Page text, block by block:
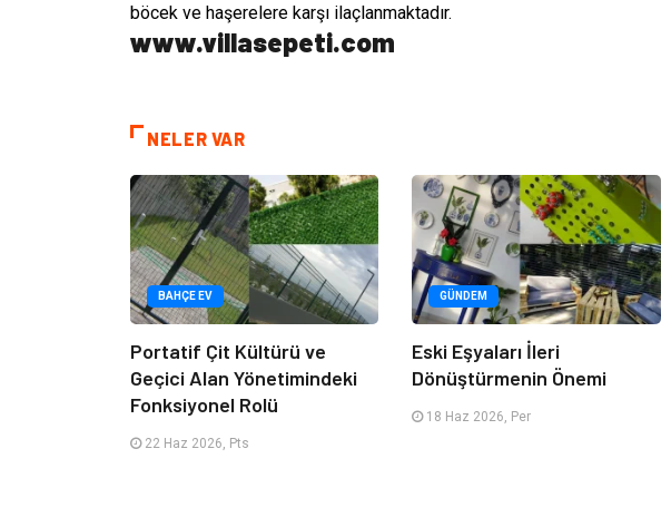
böcek ve haşerelere karşı ilaçlanmaktadır.
www.villasepeti.com
NELER VAR
BAHÇE EV
Portatif Çit Kültürü ve
Geçici Alan Yönetimindeki
Fonksiyonel Rolü
22 Haz 2026, Pts
GÜNDEM
Eski Eşyaları İleri
Dönüştürmenin Önemi
18 Haz 2026, Per